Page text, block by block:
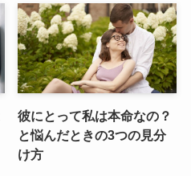
彼にとって私は本命なの？
と悩んだときの3つの見分
け方